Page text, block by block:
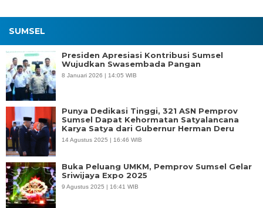
SUMSEL
Presiden Apresiasi Kontribusi Sumsel
Wujudkan Swasembada Pangan
8 Januari 2026 | 14:05 WIB
Punya Dedikasi Tinggi, 321 ASN Pemprov
Sumsel Dapat Kehormatan Satyalancana
Karya Satya dari Gubernur Herman Deru
14 Agustus 2025 | 16:46 WIB
Buka Peluang UMKM, Pemprov Sumsel Gelar
Sriwijaya Expo 2025
9 Agustus 2025 | 16:41 WIB